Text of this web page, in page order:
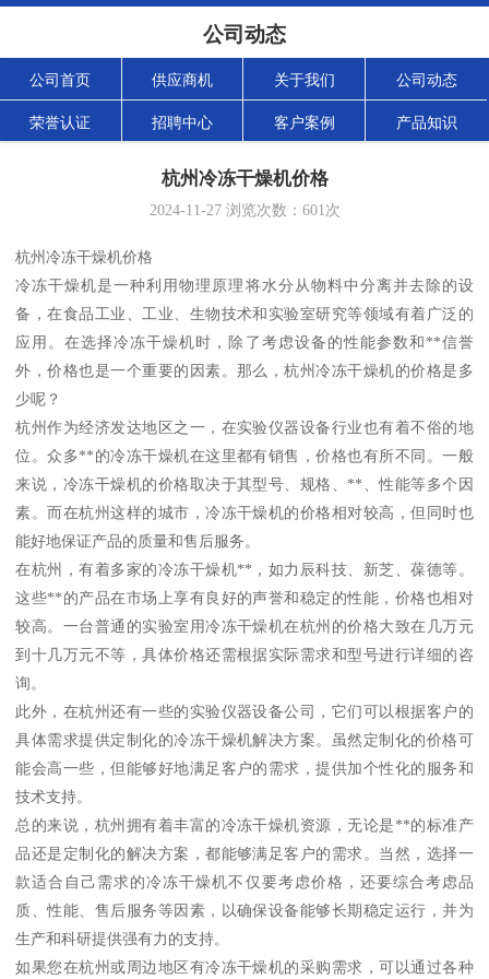
公司动态
公司首页 供应商机 关于我们 公司动态
荣誉认证 招聘中心 客户案例 产品知识
杭州冷冻干燥机价格
2024-11-27浏览次数： 601次
杭州冷冻干燥机价格
冷冻干燥机是一种利用物理原理将水分从物料中分离并去除的设
备，在食品工业、工业、生物技术和实验室研究等领域有着广泛的
应用。在选择冷冻干燥机时，除了考虑设备的性能参数和**信誉
外，价格也是一个重要的因素。那么，杭州冷冻干燥机的价格是多
少呢？
杭州作为经济发达地区之一，在实验仪器设备行业也有着不俗的地
位。众多**的冷冻干燥机在这里都有销售，价格也有所不同。一般
来说，冷冻干燥机的价格取决于其型号、规格、**、性能等多个因
素。而在杭州这样的城市，冷冻干燥机的价格相对较高，但同时也
能好地保证产品的质量和售后服务。
在杭州，有着多家的冷冻干燥机**，如力辰科技、新芝、葆德等。
这些**的产品在市场上享有良好的声誉和稳定的性能，价格也相对
较高。一台普通的实验室用冷冻干燥机在杭州的价格大致在几万元
到十几万元不等，具体价格还需根据实际需求和型号进行详细的咨
询。
此外，在杭州还有一些的实验仪器设备公司，它们可以根据客户的
具体需求提供定制化的冷冻干燥机解决方案。虽然定制化的价格可
能会高一些，但能够好地满足客户的需求，提供加个性化的服务和
技术支持。
总的来说，杭州拥有着丰富的冷冻干燥机资源，无论是**的标准产
品还是定制化的解决方案，都能够满足客户的需求。当然，选择一
款适合自己需求的冷冻干燥机不仅要考虑价格，还要综合考虑品
质、性能、售后服务等因素，以确保设备能够长期稳定运行，并为
生产和科研提供强有力的支持。
如果您在杭州或周边地区有冷冻干燥机的采购需求，可以通过各种